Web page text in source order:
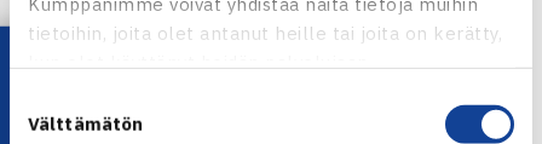
tietoihin, joita olet antanut heille tai joita on kerätty,
valinta
Välttämätön
Jaa: